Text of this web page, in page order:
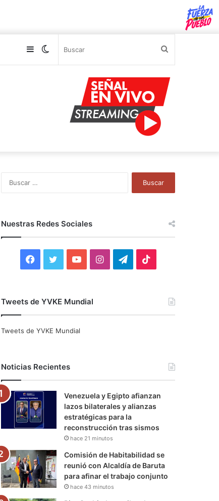
Switch
Sidebar
Nuestras Redes Sociales
F
c
o
k
i
r
Y
u
e
I
r
a
m
T
a
m
Tweets de YVKE Mundial
Tweets de YVKE Mundial
Noticias Recientes
Venezuela y Egipto afianzan
lazos bilaterales y alianzas
estratégicas para la
reconstrucción tras sismos
hace 21 minutos
Comisión de Habitabilidad se
reunió con Alcaldía de Baruta
para afinar el trabajo conjunto
hace 43 minutos